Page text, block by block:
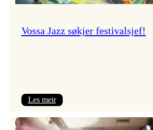
Vossa Jazz søkjer festivalsjef!
Les meir:
Jazz